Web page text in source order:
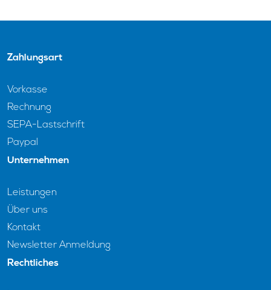
Zahlungsart
Vorkasse
Rechnung
SEPA-Lastschrift
Paypal
Unternehmen
Leistungen
Über uns
Kontakt
Newsletter Anmeldung
Rechtliches